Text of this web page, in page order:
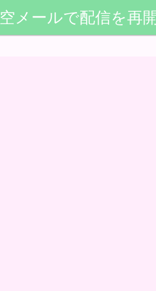
空メールで配信を再